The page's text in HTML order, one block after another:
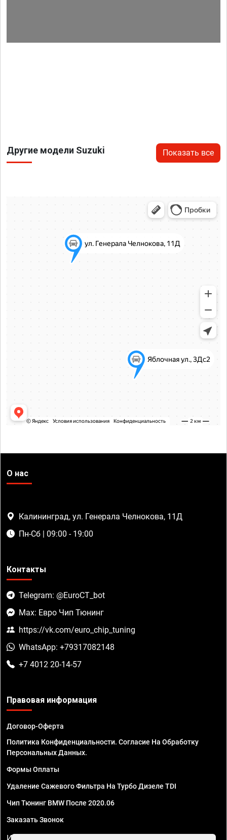
Другие модели Suzuki Показать все
О нас
Калининград, ул. Генерала Челнокова, 11Д
Пн-Сб | 09:00 - 19:00
Контакты
Telegram: @EuroCT_bot
Max: Евро Чип Тюнинг
https://vk.com/euro_chip_tuning
WhatsApp: +79317082148
+7 4012 20-14-57
Правовая информация
Договор-Оферта
Политика Конфиденциальности. Согласие На Обработку
Персональных Данных.
Формы Оплаты
Удаление Сажевого Фильтра На Турбо Дизеле TDI
Чип Тюнинг BMW После 2020.06
Заказать Звонок